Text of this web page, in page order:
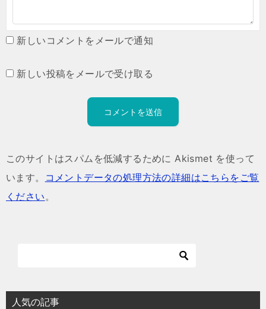
新しいコメントをメールで通知
新しい投稿をメールで受け取る
このサイトはスパムを低減するために Akismet を使って
います。
コメントデータの処理方法の詳細はこちらをご覧
ください。
人気の記事